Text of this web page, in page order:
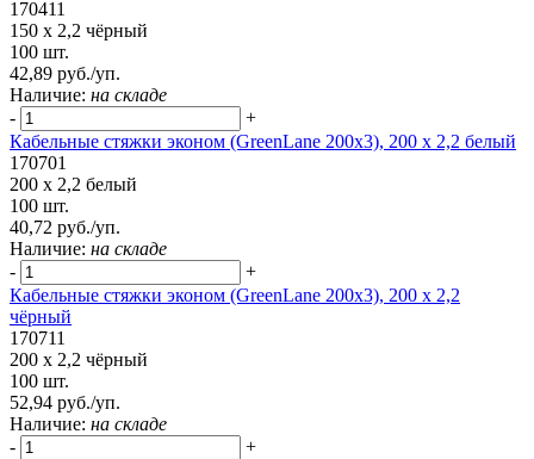
170411
150 х 2,2 чёрный
100 шт.
42,89 руб./уп.
Наличие: на складе
-
+
Кабельные стяжки эконом (GreenLane 200х3), 200 х 2,2 белый
170701
200 х 2,2 белый
100 шт.
40,72 руб./уп.
Наличие: на складе
-
+
Кабельные стяжки эконом (GreenLane 200х3), 200 х 2,2
чёрный
170711
200 х 2,2 чёрный
100 шт.
52,94 руб./уп.
Наличие: на складе
-
+